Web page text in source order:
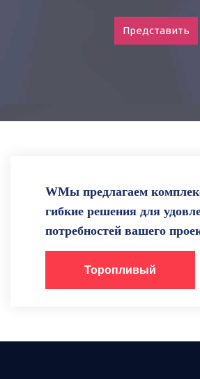
Представить
WМы предлагаем
гибкие решения для
потребностей вашего
Торопливый